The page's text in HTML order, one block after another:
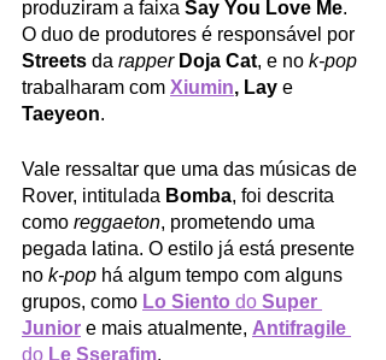
produziram a faixa Say You Love Me.
O duo de produtores é responsável por
Streets da rapper Doja Cat, e no k-pop
trabalharam com Xiumin, Lay e
Taeyeon.
Vale ressaltar que uma das músicas de
Rover, intitulada Bomba, foi descrita
como reggaeton, prometendo uma
pegada latina. O estilo já está presente
no k-pop há algum tempo com alguns
grupos, como Lo Siento do Super
Junior e mais atualmente, Antifragile
do Le Sserafim.